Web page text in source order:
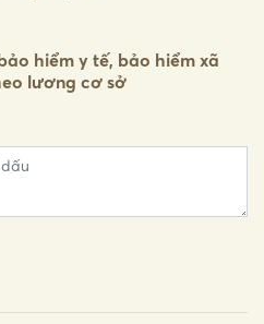
hiểm y tế, bảo hiểm xã
lương cơ sở